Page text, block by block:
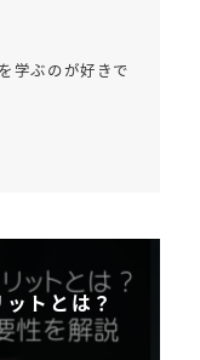
学ぶのが好きで
トとは？